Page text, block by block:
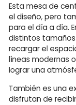
Esta mesa de
el diseño, pero
para el día a día.
distintos
recargar el
líneas modernas
lograr una
También es una
disfrutan de